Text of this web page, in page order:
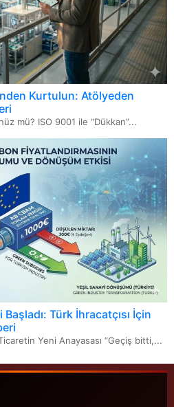
Kurtulun: Atölyeden
mü? ISO 9001 ile “Dükkan”...
Türk İhracatçısı İçin
Yeni Anayasası “Geçiş bitti,...